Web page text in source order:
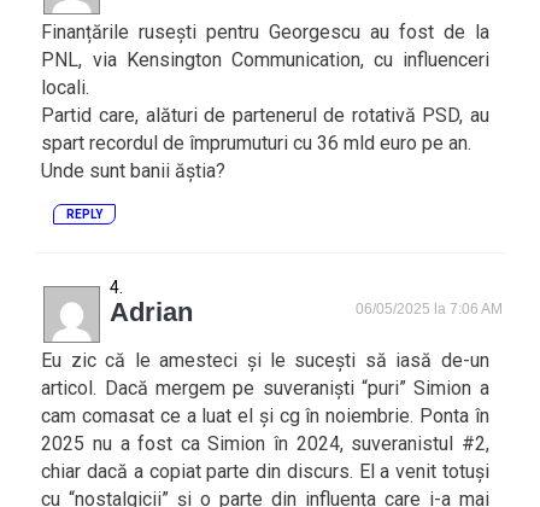
Finanțările rusești pentru Georgescu au fost de la
PNL, via Kensington Communication, cu influenceri
locali.
Partid care, alături de partenerul de rotativă PSD, au
spart recordul de împrumuturi cu 36 mld euro pe an.
Unde sunt banii ăștia?
REPLY
Adrian 06/05/2025 la 7:06 AM
Eu zic că le amesteci și le sucești să iasă de-un
articol. Dacă mergem pe suveraniști “puri” Simion a
cam comasat ce a luat el și cg în noiembrie. Ponta în
2025 nu a fost ca Simion în 2024, suveranistul #2,
chiar dacă a copiat parte din discurs. El a venit totuși
cu “nostalgicii” și o parte din influența care i-a mai